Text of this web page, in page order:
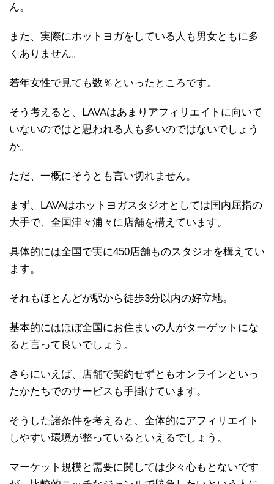
ん。
また、実際にホットヨガをしている人も男女ともに多
くありません。
若年女性で見ても数％といったところです。
そう考えると、LAVAはあまりアフィリエイトに向いて
いないのではと思われる人も多いのではないでしょう
か。
ただ、一概にそうとも言い切れません。
まず、LAVAはホットヨガスタジオとしては国内屈指の
大手で、全国津々浦々に店舗を構えています。
具体的には全国で実に450店舗ものスタジオを構えてい
ます。
それもほとんどが駅から徒歩3分以内の好立地。
基本的にはほぼ全国にお住まいの人がターゲットにな
ると言って良いでしょう。
さらにいえば、店舗で契約せずともオンラインといっ
たかたちでのサービスも手掛けています。
そうした諸条件を考えると、全体的にアフィリエイト
しやすい環境が整っているといえるでしょう。
マーケット規模と需要に関しては少々心もとないです